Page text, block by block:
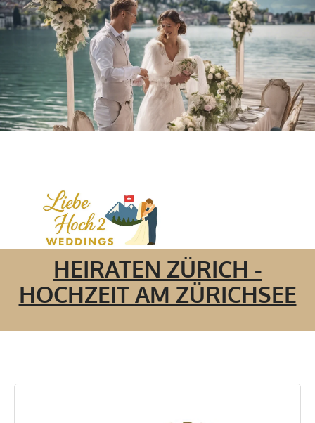
HEIRATEN ZÜRICH -
HOCHZEIT AM ZÜRICHSEE